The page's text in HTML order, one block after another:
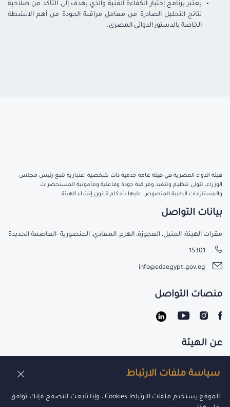
سياسة ملفات الارتباط
الموقع يستخدم ملفات الارتباط Cookies ، وإذا تابعت التصفح فإنك توافق
يعتبر برنامج إختبار الكفاءة الفنية والذي يهدف إلى التأكد من صلاحية
نتائج التحليل الصادرة من معامل مراقبة الجودة من أهم الانشطة
الخاصة بالدستور الدوائي المصري.
هيئة الدواء المصرية هي هيئة عامة خدمية ذات شخصية اعتبارية تتبع رئيس مجلس
الوزراء، تتولى تنظيم وتنفيذ ومراقبة جودة وفاعلية ومأمونية المستحضرات
والمستلزمات الطبية المنصوص عليها بأحكام قانون إنشاء الهيئة.
عن الهيئة
بيانات التواصل
مقرات الهيئة: المنيل، العجوزة، الهرم، المعادي، المنصورية -العاصمة الجديدة
15301
info@edaegypt.gov.eg
منصات التواصل